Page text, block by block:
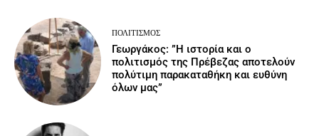
ΠΟΛΙΤΙΣΜΌΣ
Γεωργάκος: ”Η ιστορία και ο
πολιτισμός της Πρέβεζας αποτελούν
πολύτιμη παρακαταθήκη και ευθύνη
όλων μας”